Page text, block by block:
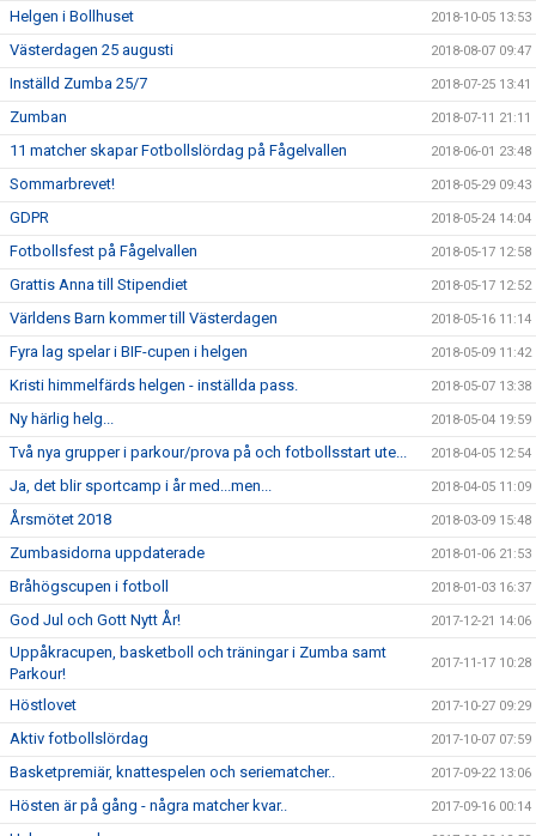
Helgen i Bollhuset 2018-10-05 13:53
Västerdagen 25 augusti 2018-08-07 09:47
Inställd Zumba 25/7 2018-07-25 13:41
Zumban 2018-07-11 21:11
11 matcher skapar Fotbollslördag på Fågelvallen 2018-06-01 23:48
Sommarbrevet! 2018-05-29 09:43
GDPR 2018-05-24 14:04
Fotbollsfest på Fågelvallen 2018-05-17 12:58
Grattis Anna till Stipendiet 2018-05-17 12:52
Världens Barn kommer till Västerdagen 2018-05-16 11:14
Fyra lag spelar i BIF-cupen i helgen 2018-05-09 11:42
Kristi himmelfärds helgen - inställda pass. 2018-05-07 13:38
Ny härlig helg... 2018-05-04 19:59
Två nya grupper i parkour/prova på och fotbollsstart ute... 2018-04-05 12:54
Ja, det blir sportcamp i år med...men... 2018-04-05 11:09
Årsmötet 2018 2018-03-09 15:48
Zumbasidorna uppdaterade 2018-01-06 21:53
Bråhögscupen i fotboll 2018-01-03 16:37
God Jul och Gott Nytt År! 2017-12-21 14:06
Uppåkracupen, basketboll och träningar i Zumba samt
Parkour!
2017-11-17 10:28
Höstlovet 2017-10-27 09:29
Aktiv fotbollslördag 2017-10-07 07:59
Basketpremiär, knattespelen och seriematcher.. 2017-09-22 13:06
Hösten är på gång - några matcher kvar.. 2017-09-16 00:14